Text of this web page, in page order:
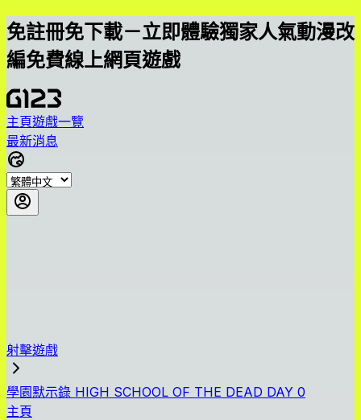
免註冊免下載－立即體驗獨家人氣動漫改
編免費線上網頁遊戲
主頁遊戲一覽
最新消息
射擊遊戲
學園默示錄 HIGH SCHOOL OF THE DEAD DAY 0
主頁